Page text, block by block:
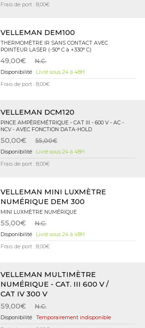
Frais de port : 8,00€
VELLEMAN DEM100
THERMOMÈTRE IR SANS CONTACT AVEC
POINTEUR LASER (-50° C à +330° C)
49,00€ N.C.
Livré sous 24 à 48H
Frais de port : 8,00€
VELLEMAN DCM120
PINCE AMPÈREMÉTRIQUE - CAT III - 600 V - AC -
NCV - AVEC FONCTION DATA-HOLD
50,00€ 55,00€
Livré sous 24 à 48H
Frais de port : 8,00€
VELLEMAN MINI LUXMÈTRE
NUMÉRIQUE DEM 300
MINI LUXMÈTRE NUMÉRIQUE
55,00€ N.C.
Livré sous 24 à 48H
Frais de port : 8,00€
VELLEMAN MULTIMÈTRE
NUMÉRIQUE - CAT. III 600 V /
CAT IV 300 V
59,00€
N.C.
Temporairement indisponible